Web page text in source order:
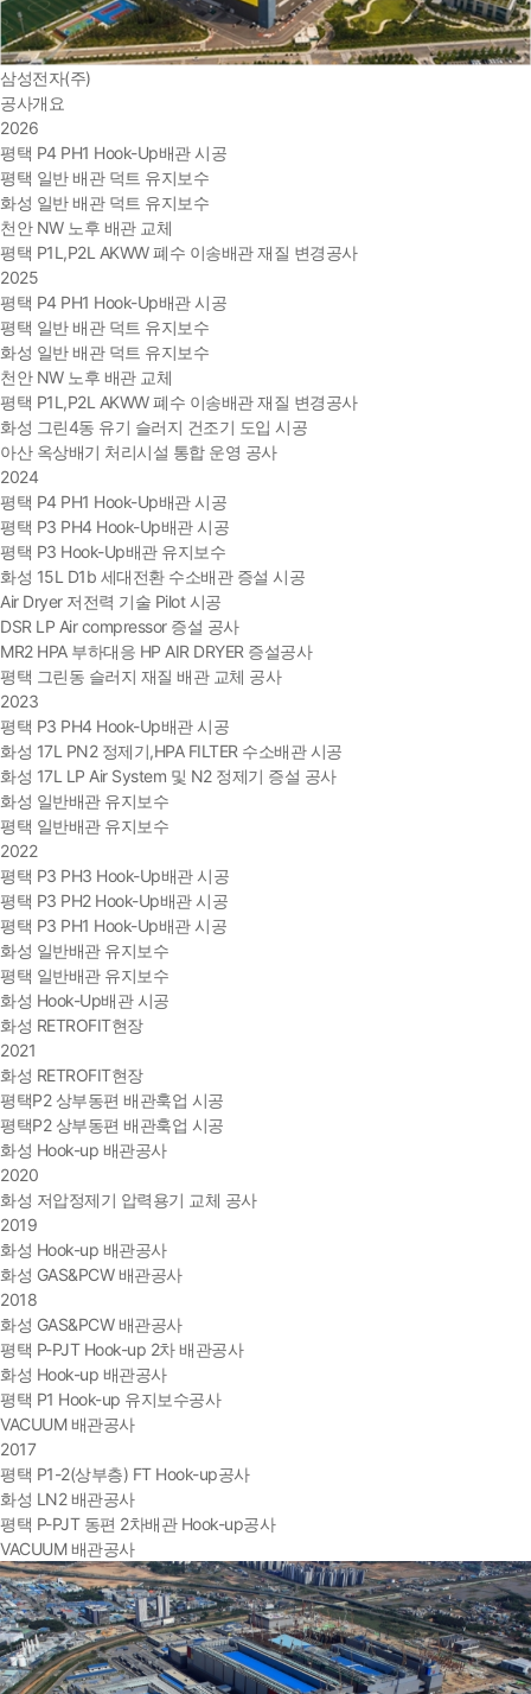
삼성전자(주)
공사개요
2026
평택 P4 PH1 Hook-Up배관 시공
평택 일반 배관 덕트 유지보수
화성 일반 배관 덕트 유지보수
천안 NW 노후 배관 교체
평택 P1L,P2L AKWW 폐수 이송배관 재질 변경공사
2025
평택 P4 PH1 Hook-Up배관 시공
평택 일반 배관 덕트 유지보수
화성 일반 배관 덕트 유지보수
천안 NW 노후 배관 교체
평택 P1L,P2L AKWW 폐수 이송배관 재질 변경공사
화성 그린4동 유기 슬러지 건조기 도입 시공
아산 옥상배기 처리시설 통합 운영 공사
2024
평택 P4 PH1 Hook-Up배관 시공
평택 P3 PH4 Hook-Up배관 시공
평택 P3 Hook-Up배관 유지보수
화성 15L D1b 세대전환 수소배관 증설 시공
Air Dryer 저전력 기술 Pilot 시공
DSR LP Air compressor 증설 공사
MR2 HPA 부하대응 HP AIR DRYER 증설공사
평택 그린동 슬러지 재질 배관 교체 공사
2023
평택 P3 PH4 Hook-Up배관 시공
화성 17L PN2 정제기,HPA FILTER 수소배관 시공
화성 17L LP Air System 및 N2 정제기 증설 공사
화성 일반배관 유지보수
평택 일반배관 유지보수
2022
평택 P3 PH3 Hook-Up배관 시공
평택 P3 PH2 Hook-Up배관 시공
평택 P3 PH1 Hook-Up배관 시공
화성 일반배관 유지보수
평택 일반배관 유지보수
화성 Hook-Up배관 시공
화성 RETROFIT현장
2021
화성 RETROFIT현장
평택P2 상부동편 배관훅업 시공
평택P2 상부동편 배관훅업 시공
화성 Hook-up 배관공사
2020
화성 저압정제기 압력용기 교체 공사
2019
화성 Hook-up 배관공사
화성 GAS&PCW 배관공사
2018
화성 GAS&PCW 배관공사
평택 P-PJT Hook-up 2차 배관공사
화성 Hook-up 배관공사
평택 P1 Hook-up 유지보수공사
VACUUM 배관공사
2017
평택 P1-2(상부층) FT Hook-up공사
화성 LN2 배관공사
평택 P-PJT 동편 2차배관 Hook-up공사
VACUUM 배관공사